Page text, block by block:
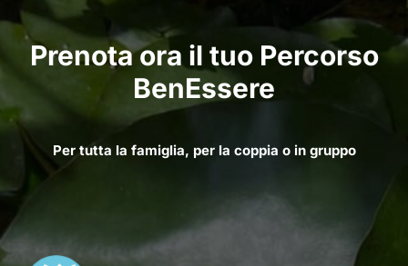
Prenota ora il tuo Percorso
BenEssere
Per tutta la famiglia, per la coppia o in gruppo